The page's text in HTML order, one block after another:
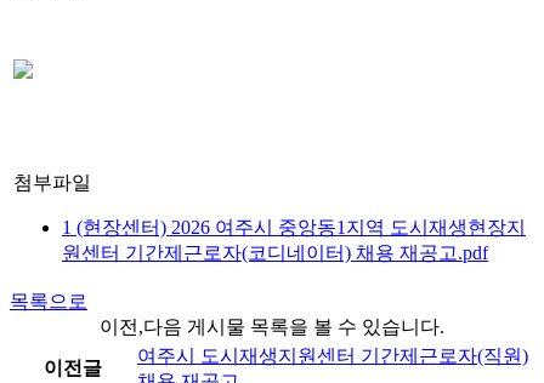
첨부파일
1 (현장센터) 2026 여주시 중앙동1지역 도시재생현장지
원센터 기간제근로자(코디네이터) 채용 재공고.pdf
목록으로
이전,다음 게시물 목록을 볼 수 있습니다.
이전글
여주시 도시재생지원센터 기간제근로자(직원)